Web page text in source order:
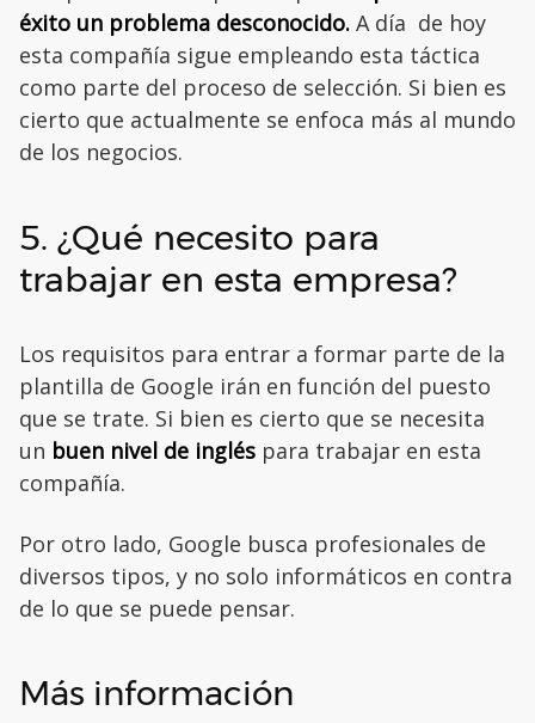
éxito un problema desconocido. A día de hoy
esta compañía sigue empleando esta táctica
como parte del proceso de selección. Si bien es
cierto que actualmente se enfoca más al mundo
de los negocios.
5. ¿Qué necesito para
trabajar en esta empresa?
Los requisitos para entrar a formar parte de la
plantilla de Google irán en función del puesto
que se trate. Si bien es cierto que se necesita
un buen nivel de inglés para trabajar en esta
compañía.
Por otro lado, Google busca profesionales de
diversos tipos, y no solo informáticos en contra
de lo que se puede pensar.
Más información